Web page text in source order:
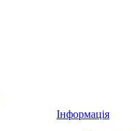
Інформація